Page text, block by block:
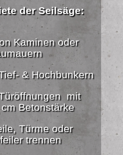
der Seilsäge:
Kaminen oder
& Hochbunkern
mit
Betonstärke
Türme oder
trennen